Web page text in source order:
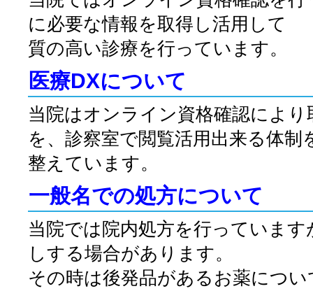
に必要な情報を取得し活用して
質の高い診療を行っています。
医療DXについて
当院はオンライン資格確認により
を、診察室で閲覧活用出来る体制
整えています。
一般名での処方について
当院では院内処方を行っていま
しする場合があります。
その時は後発品があるお薬につ